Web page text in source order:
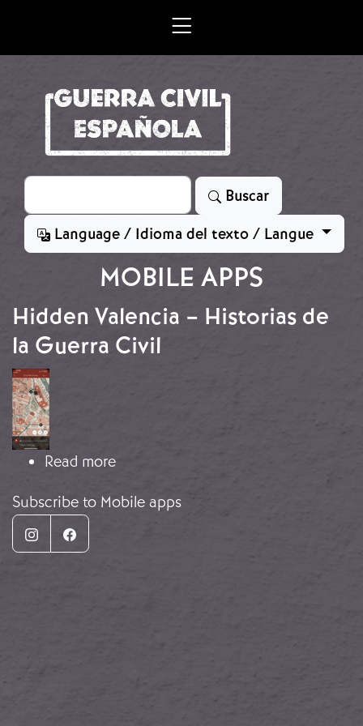
Search
Buscar
Language / Idioma del texto / Langue
MOBILE APPS
Hidden Valencia – Historias de
la Guerra Civil
Image
Read moreabout Hidden Valencia – Historias
Subscribe to Mobile apps
InstagramFacebook